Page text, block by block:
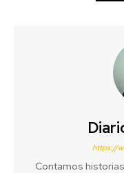
https://
Contamos